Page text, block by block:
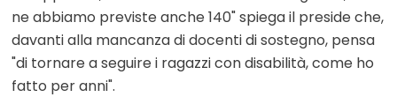
ne abbiamo previste anche 140" spiega il preside che,
davanti alla mancanza di docenti di sostegno, pensa
"di tornare a seguire i ragazzi con disabilità, come ho
fatto per anni".